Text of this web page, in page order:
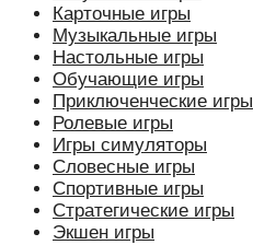
Карточные игры
Музыкальные игры
Настольные игры
Обучающие игры
Приключенческие игры
Ролевые игры
Игры симуляторы
Словесные игры
Спортивные игры
Стратегические игры
Экшен игры